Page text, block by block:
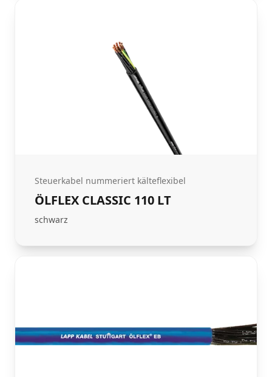
Steuerkabel nummeriert kälteflexibel
ÖLFLEX CLASSIC 110 LT
schwarz